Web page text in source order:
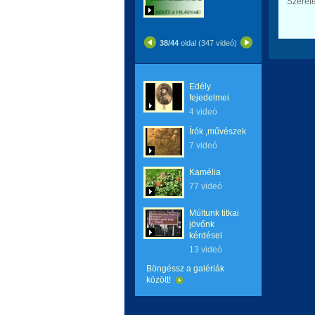
38/44 oldal (347 videó)
Edély
fejedelmei
4 videó
Írók ,művészek
7 videó
Kamélia
77 videó
Múltunk titkai
jövőnk
kérdései
13 videó
Böngéssz a galériák
között!